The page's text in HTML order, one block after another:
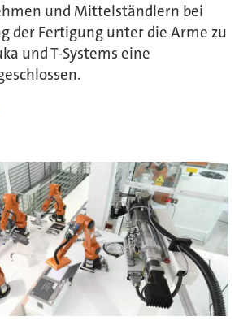
und Mittelständlern bei
der Fertigung unter die Arme zu
und T-Systems eine